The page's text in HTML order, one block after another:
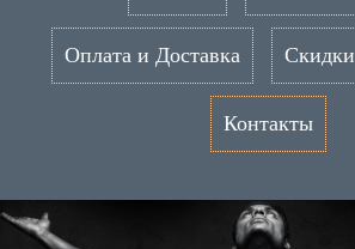
Оплата и Доставка Скидки
Контакты